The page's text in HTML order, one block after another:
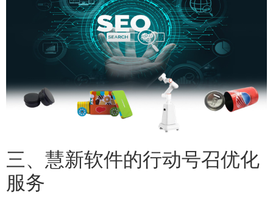
三、慧新软件的行动号召优化
服务